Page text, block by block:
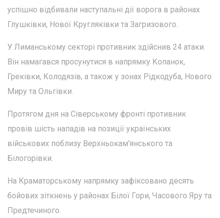
успішно відбивали наступальні дії ворога в районах
Глушківки, Нової Кругляківки та Загризового.
У Лиманському секторі противник здійснив 24 атаки.
Він намагався просунутися в напрямку Копанок,
Греківки, Колодязів, а також у зонах Рідкодуба, Нового
Миру та Ольгівки.
Протягом дня на Сіверському фронті противник
провів шість нападів на позиції українських
військових поблизу Верхньокам'янського та
Білогорівки.
На Краматорському напрямку зафіксовано десять
бойових зіткнень у районах Білої Гори, Часового Яру та
Предтечиного.